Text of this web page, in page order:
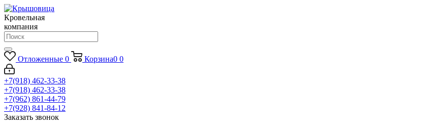
Кровельная
компания
Отложенные 0 Корзина0 0
+7(918) 462-33-38
+7(918) 462-33-38
+7(962) 861-44-79
+7(928) 841-84-12
Заказать звонок